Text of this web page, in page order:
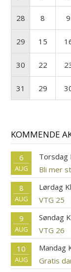
28 8 9
29 15
30 22
31 29
KOMMENDE
6
AUG
Torsdag
Bli mer
8
AUG
Lørdag
VTG 25
9
AUG
Søndag
VTG 26
10
AUG
Mandag
Gratis